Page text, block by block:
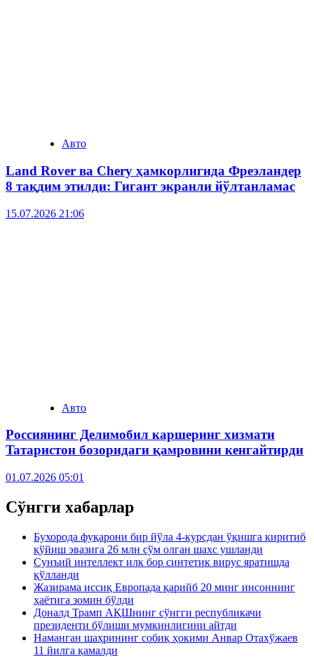
Авто
Land Rover ва Chery ҳамкорлигида Фреэландер
8 тақдим этилди: Гигант экранли йўлтанламас
15.07.2026 21:06
Авто
Россиянинг Делимобил каршеринг хизмати
Taтaристон бозоридаги қамровини кенгайтирди
01.07.2026 05:01
Сўнгги хабарлар
Бухорода фуқарони бир йўла 4-курсдан ўқишга киритиб
қўйиш эвазига 26 млн сўм олган шахс ушланди
Сунъий интеллект илк бор синтетик вирус яратишда
қўлланди
Жазирама иссиқ Европада қарийб 20 минг инсоннинг
ҳаётига зомин бўлди
Доналд Трамп АҚШнинг сўнгги республикачи
президенти бўлиши мумкинлигини айтди
Наманган шаҳрининг собиқ ҳокими Анвар Отахўжаев
11 йилга қамалди